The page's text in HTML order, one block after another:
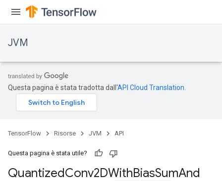
JVM
Questa pagina è stata tradotta dall'API Cloud Translation
TensorFlow Risorse JVM API
Questa pagina è stata utile?
QuantizedConv2DWithBiasSumAnd